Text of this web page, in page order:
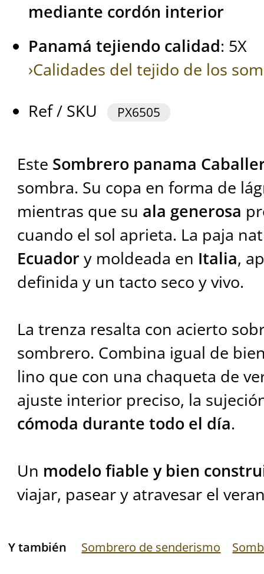
mediante cordón interior
Panamá tejiendo calidad: 5X
›Calidades del tejido de los
Ref / SKU
PX6505
Este Sombrero panama
sombra. Su copa en forma de
mientras que su ala generosa
cuando el sol aprieta. La paja
Ecuadory moldeada en Italia,
definida y un tacto seco y vivo.
La trenza resalta con acierto
sombrero. Combina igual de
lino que con una chaqueta de
ajuste interior preciso, la
cómoda durante todo el día.
Un modelo fiable y bien
viajar, pasear y atravesar el
Y también Sombrero de senderismo